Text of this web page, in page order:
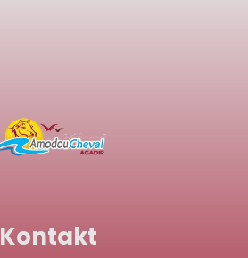
Kontakt